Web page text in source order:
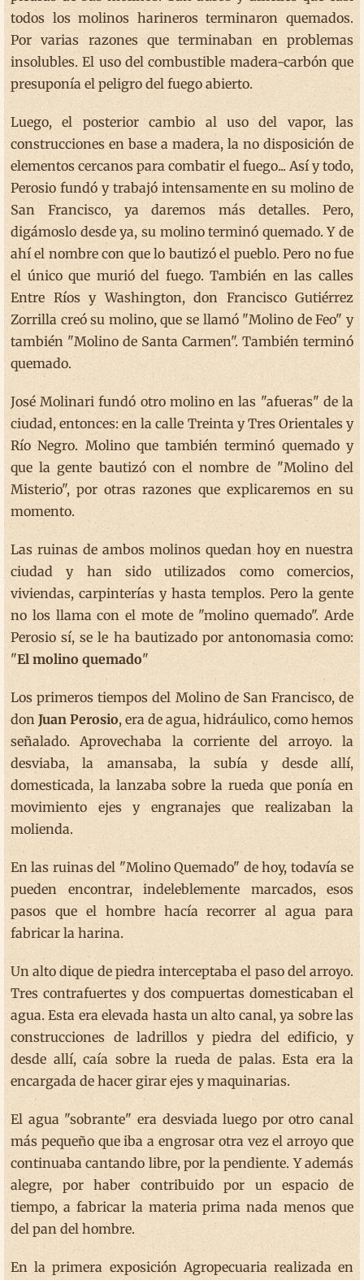
todos los molinos harineros terminaron quemados.
Por varias razones que terminaban en problemas
insolubles. El uso del combustible madera-carbón que
presuponía el peligro del fuego abierto.
Luego, el posterior cambio al uso del vapor, las
construcciones en base a madera, la no disposición de
elementos cercanos para combatir el fuego... Así y todo,
Perosio fundó y trabajó intensamente en su molino de
San Francisco, ya daremos más detalles. Pero,
digámoslo desde ya, su molino terminó quemado. Y de
ahí el nombre con que lo bautizó el pueblo. Pero no fue
el único que murió del fuego. También en las calles
Entre Ríos y Washington, don Francisco Gutiérrez
Zorrilla creó su molino, que se llamó "Molino de Feo" y
también "Molino de Santa Carmen". También terminó
quemado.
José Molinari fundó otro molino en las "afueras" de la
ciudad, entonces: en la calle Treinta y Tres Orientales y
Río Negro. Molino que también terminó quemado y
que la gente bautizó con el nombre de "Molino del
Misterio", por otras razones que explicaremos en su
momento.
Las ruinas de ambos molinos quedan hoy en nuestra
ciudad y han sido utilizados como comercios,
viviendas, carpinterías y hasta templos. Pero la gente
no los llama con el mote de "molino quemado". Arde
Perosio sí, se le ha bautizado por antonomasia como:
"El molino quemado"
Los primeros tiempos del Molino de San Francisco, de
donJuan Perosio, era de agua, hidráulico, como hemos
señalado. Aprovechaba la corriente del arroyo. la
desviaba, la amansaba, la subía y desde allí,
domesticada, la lanzaba sobre la rueda que ponía en
movimiento ejes y engranajes que realizaban la
molienda.
En las ruinas del "Molino Quemado" de hoy, todavía se
pueden encontrar, indeleblemente marcados, esos
pasos que el hombre hacía recorrer al agua para
fabricar la harina.
Un alto dique de piedra interceptaba el paso del arroyo.
Tres contrafuertes y dos compuertas domesticaban el
agua. Esta era elevada hasta un alto canal, ya sobre las
construcciones de ladrillos y piedra del edificio, y
desde allí, caía sobre la rueda de palas. Esta era la
encargada de hacer girar ejes y maquinarias.
El agua "sobrante" era desviada luego por otro canal
más pequeño que iba a engrosar otra vez el arroyo que
continuaba cantando libre, por la pendiente. Y además
alegre, por haber contribuido por un espacio de
tiempo, a fabricar la materia prima nada menos que
del pan del hombre.
En la primera exposición Agropecuaria realizada en